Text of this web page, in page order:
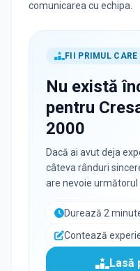
comunicarea cu echipa.
FII PRIMUL
Nu există
pentru
2000
Dacă ai avut deja
câteva rânduri
are nevoie următorul
Durează 2
Contează
Lasă